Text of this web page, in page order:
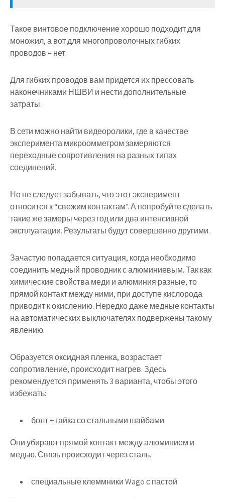
Такое винтовое подключение хорошо подходит для
моножил, а вот для многопроволочных гибких
проводов – нет.
Для гибких проводов вам придется их прессовать
наконечниками НШВИ и нести дополнительные
затраты.
В сети можно найти видеоролики, где в качестве
эксперимента микроомметром замеряются
переходные сопротивления на разных типах
соединений.
Но не следует забывать, что этот эксперимент
относится к “свежим контактам”. А попробуйте сделать
такие же замеры через год или два интенсивной
эксплуатации. Результаты будут совершенно другими.
Зачастую попадается ситуация, когда необходимо
соединить медный проводник с алюминиевым. Так как
химические свойства меди и алюминия разные, то
прямой контакт между ними, при доступе кислорода
приводит к окислению. Нередко даже медные контакты
на автоматических выключателях подвержены такому
явлению.
Образуется оксидная пленка, возрастает
сопротивление, происходит нагрев. Здесь
рекомендуется применять 3 варианта, чтобы этого
избежать:
болт + гайка со стальными шайбами
Они убирают прямой контакт между алюминием и
медью. Связь происходит через сталь.
специальные клеммники Wago с пастой